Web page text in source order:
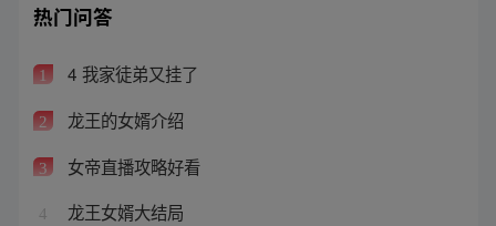
热门问答
1 4 我家徒弟又挂了
2 龙王的女婿介绍
3 女帝直播攻略好看
4 龙王女婿大结局